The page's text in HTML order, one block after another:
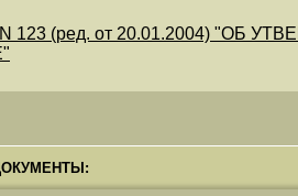
123 (ред. от 20.01.2004) "ОБ